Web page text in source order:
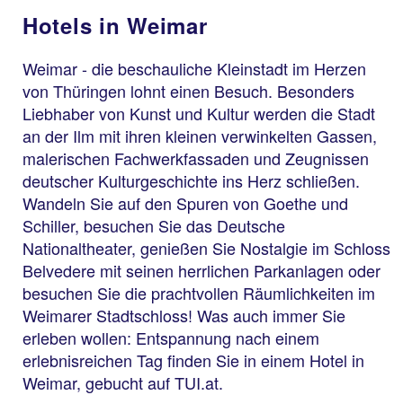
Hotels in Weimar
Weimar - die beschauliche Kleinstadt im Herzen
von Thüringen lohnt einen Besuch. Besonders
Liebhaber von Kunst und Kultur werden die Stadt
an der Ilm mit ihren kleinen verwinkelten Gassen,
malerischen Fachwerkfassaden und Zeugnissen
deutscher Kulturgeschichte ins Herz schließen.
Wandeln Sie auf den Spuren von Goethe und
Schiller, besuchen Sie das Deutsche
Nationaltheater, genießen Sie Nostalgie im Schloss
Belvedere mit seinen herrlichen Parkanlagen oder
besuchen Sie die prachtvollen Räumlichkeiten im
Weimarer Stadtschloss! Was auch immer Sie
erleben wollen: Entspannung nach einem
erlebnisreichen Tag finden Sie in einem Hotel in
Weimar, gebucht auf TUI.at.